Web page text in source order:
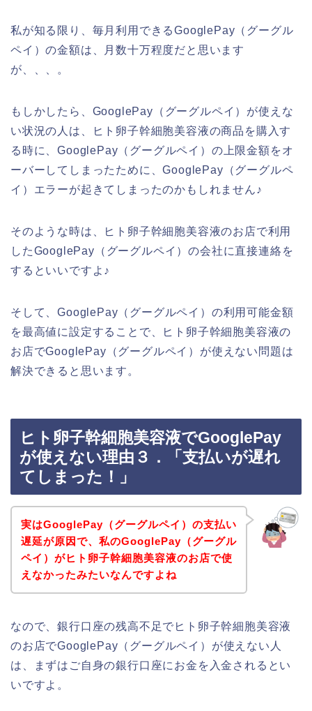
私が知る限り、毎月利用できるGooglePay（グーグル
ペイ）の金額は、月数十万程度だと思います
が、、、。
もしかしたら、GooglePay（グーグルペイ）が使えな
い状況の人は、ヒト卵子幹細胞美容液の商品を購入す
る時に、GooglePay（グーグルペイ）の上限金額をオ
ーバーしてしまったために、GooglePay（グーグルペ
イ）エラーが起きてしまったのかもしれません♪
そのような時は、ヒト卵子幹細胞美容液のお店で利用
したGooglePay（グーグルペイ）の会社に直接連絡を
するといいですよ♪
そして、GooglePay（グーグルペイ）の利用可能金額
を最高値に設定することで、ヒト卵子幹細胞美容液の
お店でGooglePay（グーグルペイ）が使えない問題は
解決できると思います。
ヒト卵子幹細胞美容液でGooglePay
が使えない理由３．「支払いが遅れ
てしまった！」
実はGooglePay（グーグルペイ）の支払い
遅延が原因で、私のGooglePay（グーグル
ペイ）がヒト卵子幹細胞美容液のお店で使
えなかったみたいなんですよね
なので、銀行口座の残高不足でヒト卵子幹細胞美容液
のお店でGooglePay（グーグルペイ）が使えない人
は、まずはご自身の銀行口座にお金を入金されるとい
いですよ。